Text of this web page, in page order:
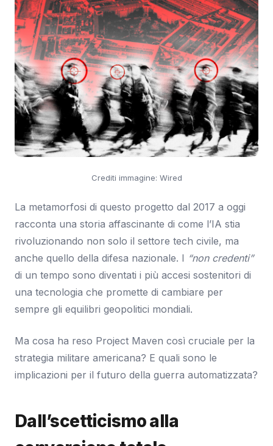
Crediti immagine: Wired
La metamorfosi di questo progetto dal 2017 a oggi
racconta una storia affascinante di come l’IA stia
rivoluzionando non solo il settore tech civile, ma
anche quello della difesa nazionale. I “non credenti”
di un tempo sono diventati i più accesi sostenitori di
una tecnologia che promette di cambiare per
sempre gli equilibri geopolitici mondiali.
Ma cosa ha reso Project Maven così cruciale per la
strategia militare americana? E quali sono le
implicazioni per il futuro della guerra automatizzata?
Dall’scetticismo alla